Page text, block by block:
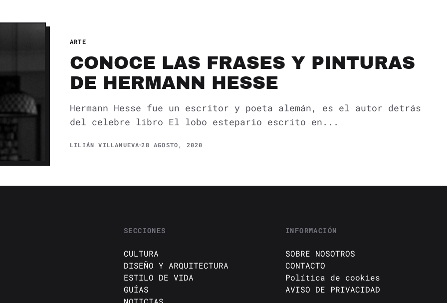
ARTE
CONOCE LAS FRASES Y PINTURAS
DE HERMANN HESSE
Hermann Hesse fue un escritor y poeta alemán, es el autor detrás
del celebre libro El lobo estepario escrito en...
LILIÁN VILLANUEVA 28 AGOSTO, 2020
SECCIONES
CULTURA
DISEÑO Y ARQUITECTURA
ESTILO DE VIDA
GUÍAS
INFORMACIÓN
SOBRE NOSOTROS
CONTACTO
Política de cookies
AVISO DE PRIVACIDAD